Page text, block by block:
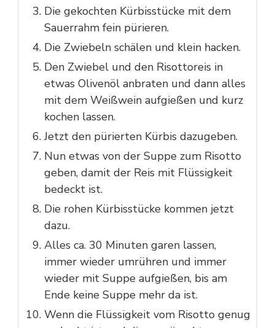
Die gekochten Kürbisstücke mit dem
Sauerrahm fein pürieren.
Die Zwiebeln schälen und klein hacken.
Den Zwiebel und den Risottoreis in
etwas Olivenöl anbraten und dann alles
mit dem Weißwein aufgießen und kurz
kochen lassen.
Jetzt den pürierten Kürbis dazugeben.
Nun etwas von der Suppe zum Risotto
geben, damit der Reis mit Flüssigkeit
bedeckt ist.
Die rohen Kürbisstücke kommen jetzt
dazu.
Alles ca. 30 Minuten garen lassen,
immer wieder umrühren und immer
wieder mit Suppe aufgießen, bis am
Ende keine Suppe mehr da ist.
Wenn die Flüssigkeit vom Risotto genug